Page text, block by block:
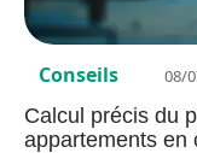
Conseils 08/
Calcul précis du
appartements en